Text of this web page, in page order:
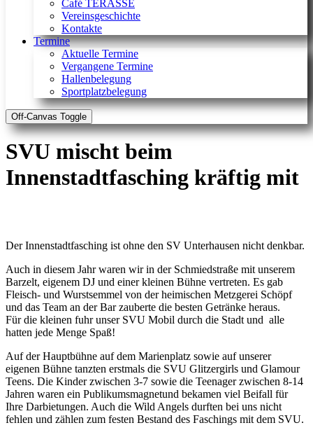
Café TERASSE
Vereinsgeschichte
Kontakte
Termine
Aktuelle Termine
Vergangene Termine
Hallenbelegung
Sportplatzbelegung
Off-Canvas Toggle
SVU mischt beim
Innenstadtfasching kräftig mit
Der Innenstadtfasching ist ohne den SV Unterhausen nicht denkbar.
Auch in diesem Jahr waren wir in der Schmiedstraße mit unserem
Barzelt, eigenem DJ und einer kleinen Bühne vertreten. Es gab
Fleisch- und Wurstsemmel von der heimischen Metzgerei Schöpf
und das Team an der Bar zauberte die besten Getränke heraus.
Für die kleinen fuhr unser SVU Mobil durch die Stadt und alle
hatten jede Menge Spaß!
Auf der Hauptbühne auf dem Marienplatz sowie auf unserer
eigenen Bühne tanzten erstmals die SVU Glitzergirls und Glamour
Teens. Die Kinder zwischen 3-7 sowie die Teenager zwischen 8-14
Jahren waren ein Publikumsmagnetund bekamen viel Beifall für
Ihre Darbietungen. Auch die Wild Angels durften bei uns nicht
fehlen und zählen zum festen Bestand des Faschings mit dem SVU.